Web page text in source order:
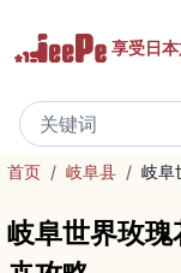
享受日
首页 / 岐阜县 / 岐阜
岐阜世界玫